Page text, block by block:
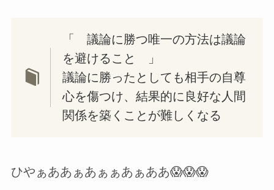
「 議論に勝つ唯一の方法は議論
を避けること 」
議論に勝ったとしても相手の自尊
心を傷つけ、結果的に良好な人間
関係を築くことが難しくなる
ひやぁああぁあぁぁあぁああ😱😱😱